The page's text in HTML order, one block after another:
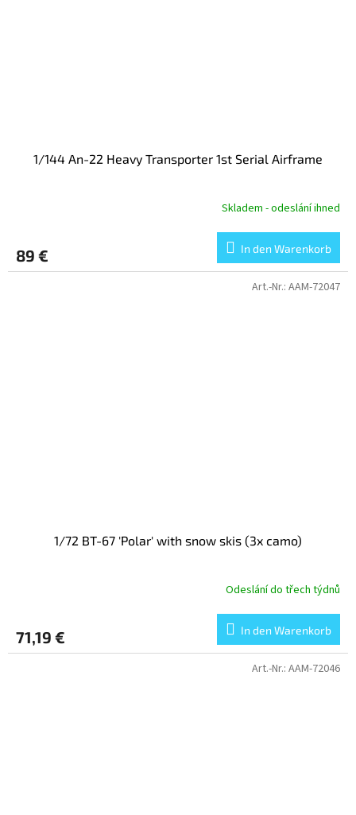
1/144 An-22 Heavy Transporter 1st Serial Airframe
Skladem - odeslání ihned
89 € In den Warenkorb
1/72 BT-67 'Polar' with snow skis (3x camo)
Odeslání do třech týdnů
71,19 € In den Warenkorb
Art.-Nr.: AAM-72047
Art.-Nr.: AAM-72046